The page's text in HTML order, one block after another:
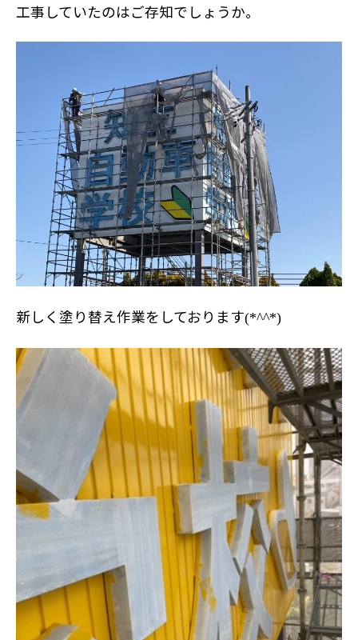
工事していたのはご存知でしょうか。
新しく塗り替え作業をしております(*^^*)